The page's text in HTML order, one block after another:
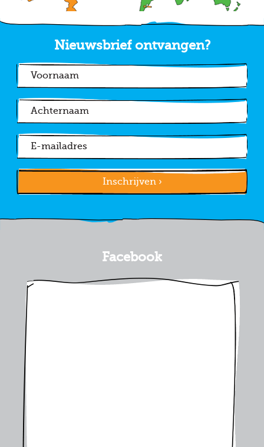
Nieuwsbrief ontvangen?
Inschrijven ›
Facebook